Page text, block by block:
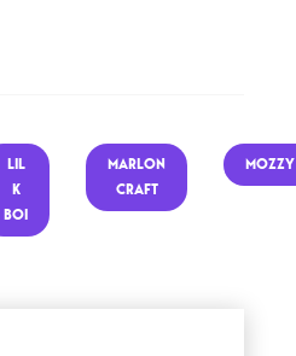
LIL
K
BOI
MARLON
CRAFT
MOZZY